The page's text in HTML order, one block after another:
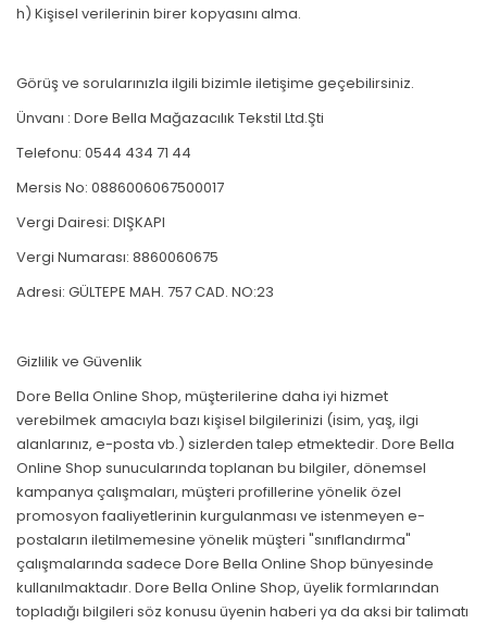
h) Kişisel verilerinin birer kopyasını alma.
Görüş ve sorularınızla ilgili bizimle iletişime geçebilirsiniz.
Ünvanı : Dore Bella Mağazacılık Tekstil Ltd.Şti
Telefonu: 0544 434 71 44
Mersis No: 0886006067500017
Vergi Dairesi: DIŞKAPI
Vergi Numarası: 8860060675
Adresi: GÜLTEPE MAH. 757 CAD. NO:23
Gizlilik ve Güvenlik
Dore Bella Online Shop, müşterilerine daha iyi hizmet
verebilmek amacıyla bazı kişisel bilgilerinizi (isim, yaş, ilgi
alanlarınız, e-posta vb.) sizlerden talep etmektedir. Dore Bella
Online Shop sunucularında toplanan bu bilgiler, dönemsel
kampanya çalışmaları, müşteri profillerine yönelik özel
promosyon faaliyetlerinin kurgulanması ve istenmeyen e-
postaların iletilmemesine yönelik müşteri "sınıflandırma"
çalışmalarında sadece Dore Bella Online Shop bünyesinde
kullanılmaktadır. Dore Bella Online Shop, üyelik formlarından
topladığı bilgileri söz konusu üyenin haberi ya da aksi bir talimatı